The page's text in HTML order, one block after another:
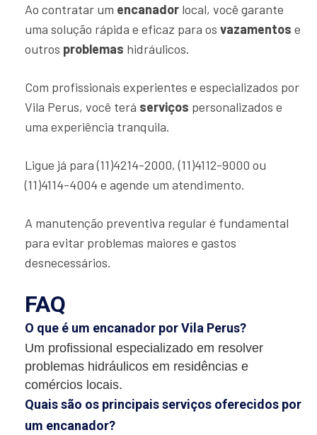
Ao contratar um encanador local, você garante
uma solução rápida e eficaz para os vazamentos e
outros problemas hidráulicos.
Com profissionais experientes e especializados por
Vila Perus, você terá serviços personalizados e
uma experiência tranquila.
Ligue já para (11)4214-2000, (11)4112-9000 ou
(11)4114-4004 e agende um atendimento.
A manutenção preventiva regular é fundamental
para evitar problemas maiores e gastos
desnecessários.
FAQ
O que é um encanador por Vila Perus?
Um profissional especializado em resolver
problemas hidráulicos em residências e
comércios locais.
Quais são os principais serviços oferecidos por
um encanador?